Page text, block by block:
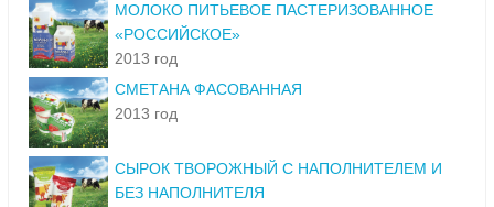
МОЛОКО ПИТЬЕВОЕ ПАСТЕРИЗОВАННОЕ
«РОССИЙСКОЕ»
2013 год
СМЕТАНА ФАСОВАННАЯ
2013 год
СЫРОК ТВОРОЖНЫЙ С НАПОЛНИТЕЛЕМ И
БЕЗ НАПОЛНИТЕЛЯ